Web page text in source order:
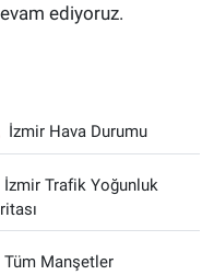
ediyoruz.
İzmir Hava Durumu
İzmir Trafik Yoğunluk
Tüm Manşetler